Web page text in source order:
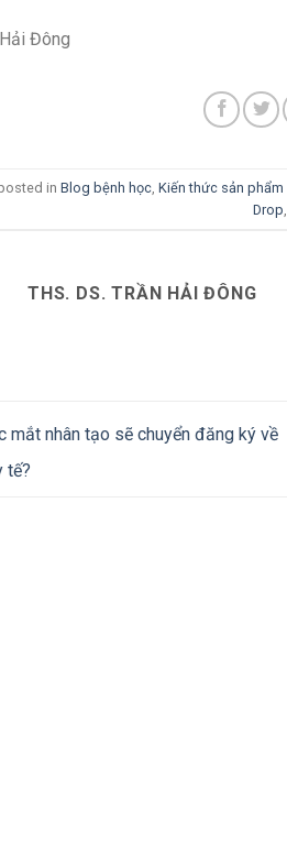
Đông
in Blog bệnh học, Kiến thức sản phẩm
Drop
THS. DS. TRẦN HẢI ĐÔNG
mắt nhân tạo sẽ chuyển đăng ký về
tế?